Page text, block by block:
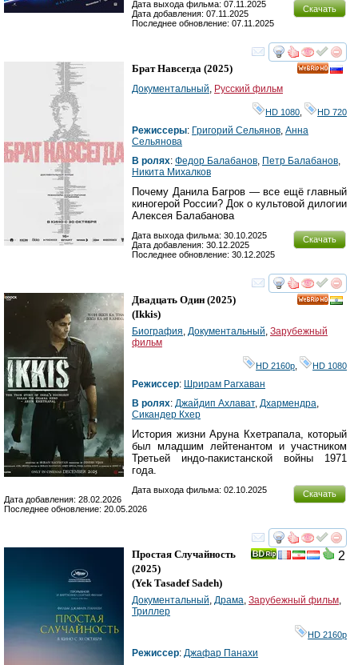
Скачать
Дата выхода фильма: 07.11.2025
Дата добавления: 07.11.2025
Последнее обновление: 07.11.2025
смотреть
Брат Навсегда (2025)
Документальный, Русский фильм
HD 1080 HD 720
Режиссеры: Григорий Сельянов, Анна
Сельянова
В ролях: Федор Балабанов, Петр Балабанов,
Никита Михалков
Почему Данила Багров — все ещё главный
киногерой России? Док о культовой дилогии
Алексея Балабанова
Скачать
Дата выхода фильма: 30.10.2025
Дата добавления: 30.12.2025
Последнее обновление: 30.12.2025
смотреть
Двадцать Один (2025)
(Ikkis)
Биография, Документальный, Зарубежный
фильм
HD 2160р HD 1080
Режиссер: Шрирам Рагхаван
В ролях: Джайдип Ахлават, Дхармендра,
Сикандер Кхер
История жизни Аруна Кхетрапала, который
был младшим лейтенантом и участником
Третьей индо-пакистанской войны 1971
года.
Скачать
Дата выхода фильма: 02.10.2025
Дата добавления: 28.02.2026
Последнее обновление: 20.05.2026
смотреть
2
Простая Случайность
(2025)
(Yek Tasadef Sadeh)
Документальный, Драма, Зарубежный фильм,
Триллер
HD 2160р
Режиссер: Джафар Панахи